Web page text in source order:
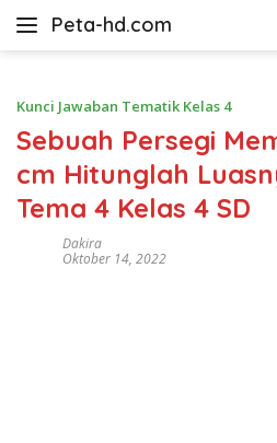
Peta-hd.com
Kumpulan
HD
Kunci Jawaban Tematik Kelas 4
Sebuah Persegi
cm Hitunglah
Tema 4 Kelas 4 SD
Dakira
Oktober 14, 2022